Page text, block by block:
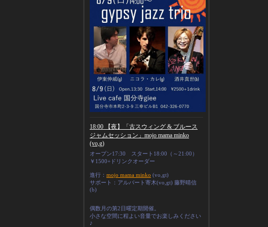
18:00 【夜】「古スウィング & ブルース
ジャムセッション」mojo mama minko
(vo,g)
オープン17:30 スタート18:00（～21:00）
￥1500+ドリンクオーダー
進行： mojo mama minko (vo,gt)
サポート：アルバート寄木(vo,gt) 藤野晴信
(b)
偶数月の第2日曜定期開催。
小さな空間に程よい音量でお楽しみください
♪